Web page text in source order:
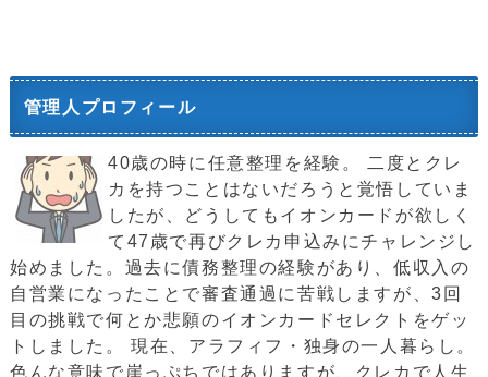
管理人プロフィール
40歳の時に任意整理を経験。 二度とクレ
カを持つことはないだろうと覚悟していま
したが、どうしてもイオンカードが欲しく
て47歳で再びクレカ申込みにチャレンジし
始めました。過去に債務整理の経験があり、低収入の
自営業になったことで審査通過に苦戦しますが、3回
目の挑戦で何とか悲願のイオンカードセレクトをゲッ
トしました。 現在、アラフィフ・独身の一人暮らし。
色んな意味で崖っぷちではありますが、クレカで人生